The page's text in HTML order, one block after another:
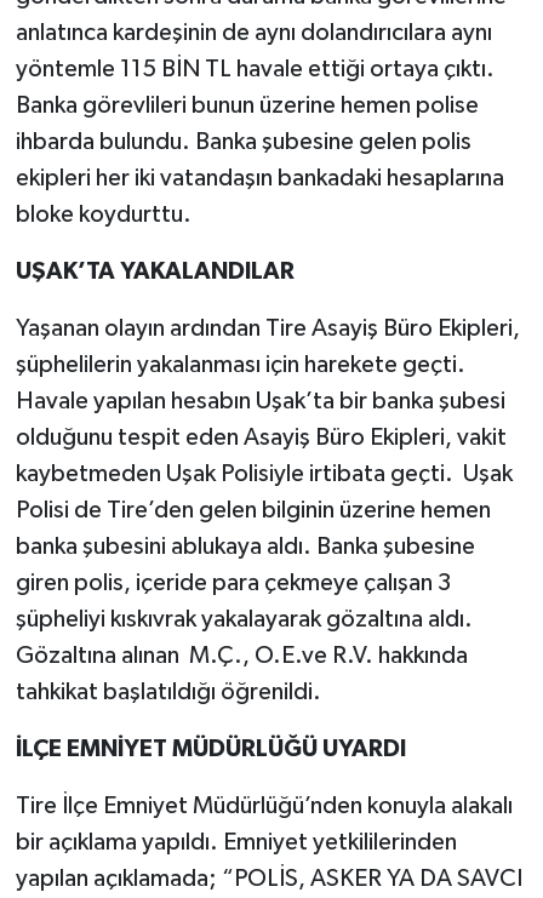
anlatınca kardeşinin de aynı dolandırıcılara aynı
yöntemle 115 BİN TL havale ettiği ortaya çıktı.
Banka görevlileri bunun üzerine hemen polise
ihbarda bulundu. Banka şubesine gelen polis
ekipleri her iki vatandaşın bankadaki hesaplarına
bloke koydurttu.
UŞAK’TA YAKALANDILAR
Yaşanan olayın ardından Tire Asayiş Büro Ekipleri,
şüphelilerin yakalanması için harekete geçti.
Havale yapılan hesabın Uşak’ta bir banka şubesi
olduğunu tespit eden Asayiş Büro Ekipleri, vakit
kaybetmeden Uşak Polisiyle irtibata geçti. Uşak
Polisi de Tire’den gelen bilginin üzerine hemen
banka şubesini ablukaya aldı. Banka şubesine
giren polis, içeride para çekmeye çalışan 3
şüpheliyi kıskıvrak yakalayarak gözaltına aldı.
Gözaltına alınan M.Ç., O.E.ve R.V. hakkında
tahkikat başlatıldığı öğrenildi.
İLÇE EMNİYET MÜDÜRLÜĞÜ UYARDI
Tire İlçe Emniyet Müdürlüğü’nden konuyla alakalı
bir açıklama yapıldı. Emniyet yetkililerinden
yapılan açıklamada; “POLİS, ASKER YA DA SAVCI